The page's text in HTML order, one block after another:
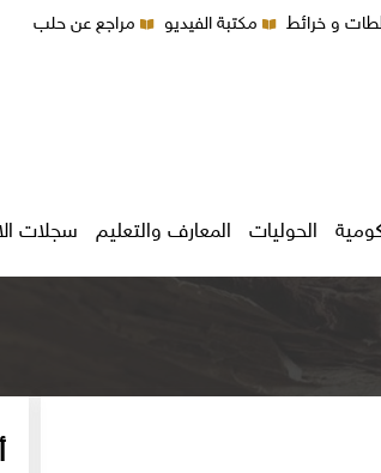
و خرائط مكتبة الفيديو مراجع عن حلب
الحوليات المعارف والتعليم سجلات